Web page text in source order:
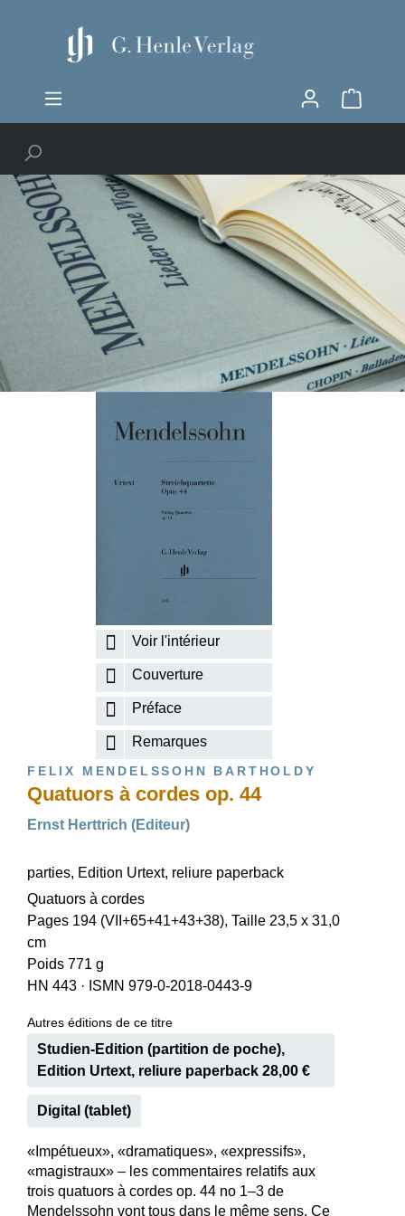
Voir l'intérieur
Couverture
Préface
Remarques
FELIX MENDELSSOHN BARTHOLDY
Quatuors à cordes op. 44
Ernst Herttrich (Editeur)
parties, Edition Urtext, reliure paperback
Quatuors à cordes
Pages 194 (VII+65+41+43+38), Taille 23,5 x 31,0
cm
Poids 771 g
HN 443 · ISMN 979-0-2018-0443-9
Autres éditions de ce titre
Studien-Edition (partition de poche),
Edition Urtext, reliure paperback 28,00 €
Digital (tablet)
«Impétueux», «dramatiques», «expressifs»,
«magistraux» – les commentaires relatifs aux
trois quatuors à cordes op. 44 no 1–3 de
Mendelssohn vont tous dans le même sens. Ce